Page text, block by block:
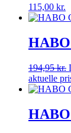
115,00 kr.
194,95kr.
aktuelle